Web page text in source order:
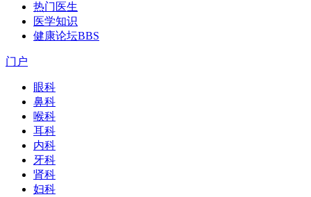
热门医生
医学知识
健康论坛BBS
门户
眼科
鼻科
喉科
耳科
内科
牙科
肾科
妇科